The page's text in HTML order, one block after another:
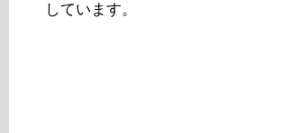
しています。